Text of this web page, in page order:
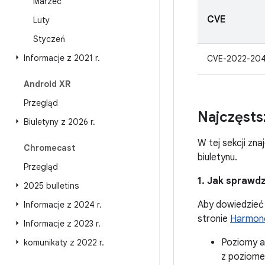
Luty
Styczeń
Informacje z 2021 r.
Android XR
Przegląd
Biuletyny z 2026 r.
Chromecast
Przegląd
2025 bulletins
Informacje z 2024 r.
Informacje z 2023 r.
komunikaty z 2022 r.
CVE
CVE-2022-
W tej sekcji
biuletynu.
1. Jak
Aby
stronie
Poziomy
z